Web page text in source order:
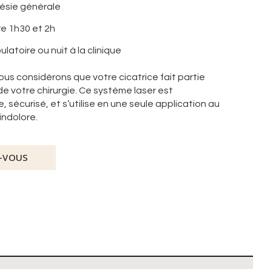
générale
1h30 et 2h
ou nuit à la clinique
considérons que votre cicatrice fait partie
votre chirurgie. Ce système laser est
et s’utilise en une seule application au
VOUS